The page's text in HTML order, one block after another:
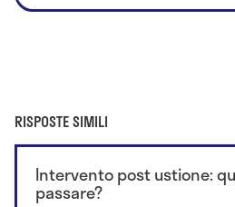
RISPOSTE SIMILI
Intervento post ustione:
passare?